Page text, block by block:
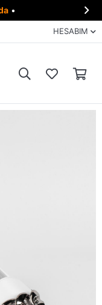
• 
HESABIM